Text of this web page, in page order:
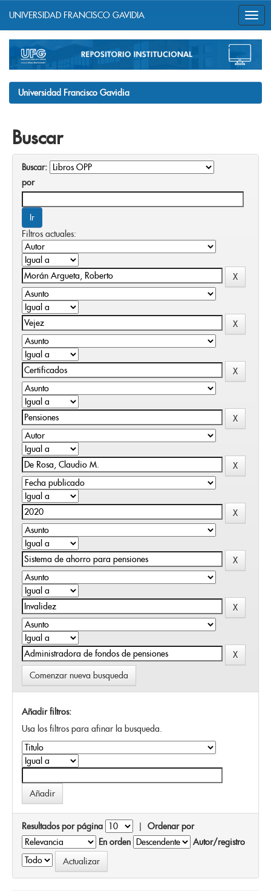
navigation
UNIVERSIDAD FRANCISCO GAVIDIA
Universidad Francisco Gavidia
Buscar
Buscar:
por
Filtros actuales:
Comenzar nueva busqueda
Añadir filtros:
Usa los filtros para afinar la busqueda.
Resultados por página | Ordenar por
En orden
Autor/registro